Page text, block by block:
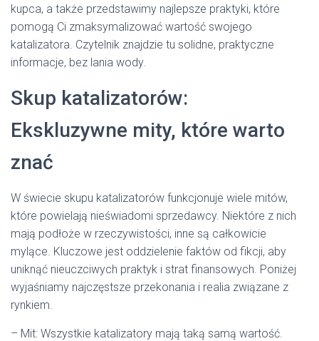
kupca, a także przedstawimy najlepsze praktyki, które
pomogą Ci zmaksymalizować wartość swojego
katalizatora. Czytelnik znajdzie tu solidne, praktyczne
informacje, bez lania wody.
Skup katalizatorów:
Ekskluzywne mity, które warto
znać
W świecie skupu katalizatorów funkcjonuje wiele mitów,
które powielają nieświadomi sprzedawcy. Niektóre z nich
mają podłoże w rzeczywistości, inne są całkowicie
mylące. Kluczowe jest oddzielenie faktów od fikcji, aby
uniknąć nieuczciwych praktyk i strat finansowych. Poniżej
wyjaśniamy najczęstsze przekonania i realia związane z
rynkiem.
– Mit: Wszystkie katalizatory mają taką samą wartość.